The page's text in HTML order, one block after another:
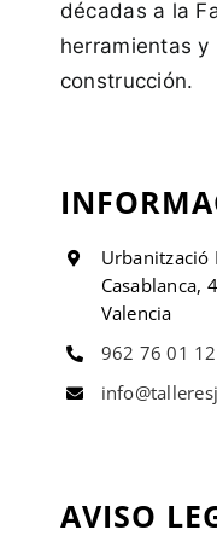
décadas a la
herramientas y
construcción.
Urbanització
Casablanca,
Valencia
962 76 01 12
AVISO